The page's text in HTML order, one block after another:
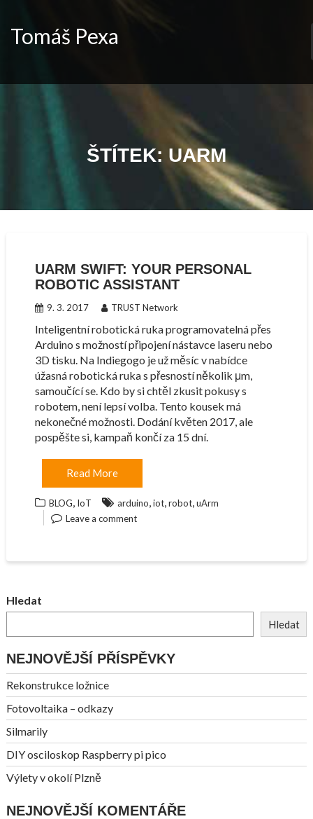
content
Tomáš Pexa
ŠTÍTEK: UARM
UARM SWIFT: YOUR PERSONAL
ROBOTIC ASSISTANT
9. 3. 2017 TRUST Network
Inteligentní robotická ruka programovatelná přes
Arduino s možností připojení nástavce laseru nebo
3D tisku. Na Indiegogo je už měsíc v nabídce
úžasná robotická ruka s přesností několik μm,
samoučící se. Kdo by si chtěl zkusit pokusy s
robotem, není lepsí volba. Tento kousek má
nekonečné možnosti. Dodání květen 2017, ale
pospěšte si, kampaň končí za 15 dní.
Read More
BLOG, IoT arduino,iot,robot,uArm
Leave a comment
Hledat
Hledat
NEJNOVĚJŠÍ PŘÍSPĚVKY
Rekonstrukce ložnice
Fotovoltaika – odkazy
Silmarily
DIY osciloskop Raspberry pi pico
Výlety v okolí Plzně
NEJNOVĚJŠÍ KOMENTÁŘE